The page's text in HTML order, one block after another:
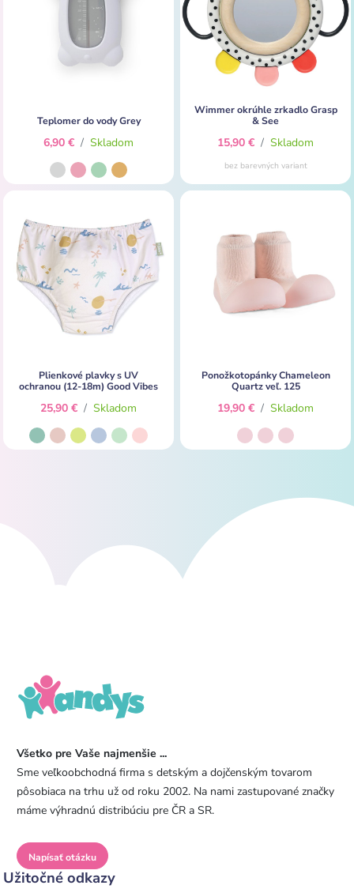
Teplomer do vody Grey
6,90 € / Skladom
Wimmer okrúhle zrkadlo Grasp
& See
15,90 € / Skladom
bez barevných variant
Plienkové plavky s UV
ochranou (12-18m) Good Vibes
25,90 € / Skladom
Ponožkotopánky Chameleon
Quartz veľ. 125
19,90 € / Skladom
Všetko pre Vaše najmenšie ...
Sme veľkoobchodná firma s detským a dojčenským tovarom
pôsobiaca na trhu už od roku 2002. Na nami zastupované značky
máme výhradnú distribúciu pre ČR a SR.
Napísať otázku
Užitočné odkazy